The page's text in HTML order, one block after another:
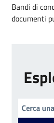
Bandi di
documenti